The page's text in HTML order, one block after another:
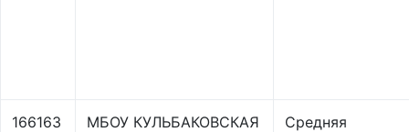
166163
МБОУ КУЛЬБАКОВСКАЯ
Средняя